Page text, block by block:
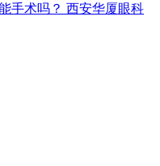
手术吗？ 西安华厦眼科